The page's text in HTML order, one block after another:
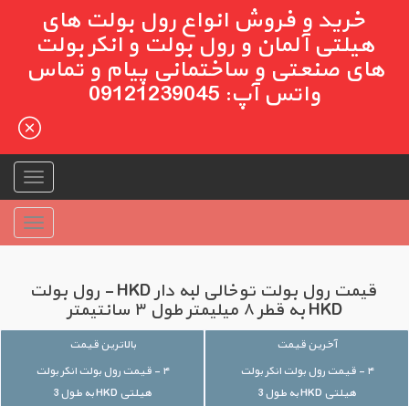
خرید و فروش انواع رول بولت های
هیلتی آلمان و رول بولت و انکر بولت
های صنعتی و ساختمانی پیام و تماس
واتس آپ: 09121239045
قیمت رول بولت توخالی لبه دار HKD - رول بولت
HKD به قطر ۸ میلیمتر طول ۳ سانتیمتر
آخرین قیمت
۴ - قیمت رول بولت انکر بولت
هیلتی HKD به طول 3
بالاترین قیمت
۴ - قیمت رول بولت انکر بولت
هیلتی HKD به طول 3